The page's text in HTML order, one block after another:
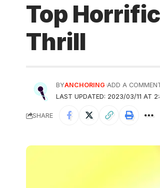
Top
Thrill
LAST UPDATED: 2023/03/11 AT
BYANCHORING ADD A
SHARE